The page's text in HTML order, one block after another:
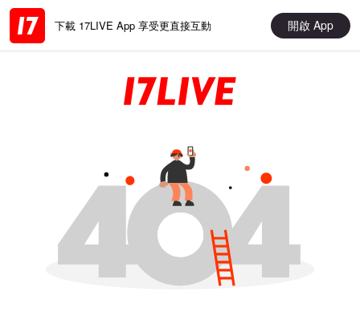
下載 17LIVE App 享受更直接互動 開啟 App